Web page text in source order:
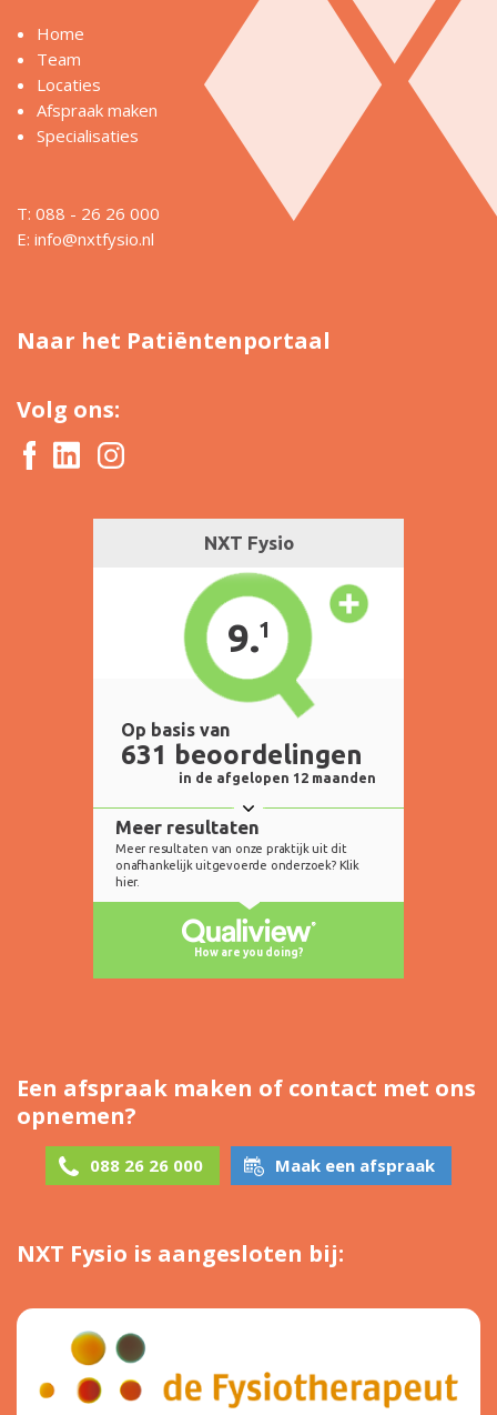
Home
Team
Locaties
Afspraak maken
Specialisaties
T: 088 - 26 26 000
E: info@nxtfysio.nl
Naar het Patiëntenportaal
Volg ons:
Een afspraak maken of contact met ons
opnemen?
088 26 26 000 Maak een afspraak
NXT Fysio is aangesloten bij: